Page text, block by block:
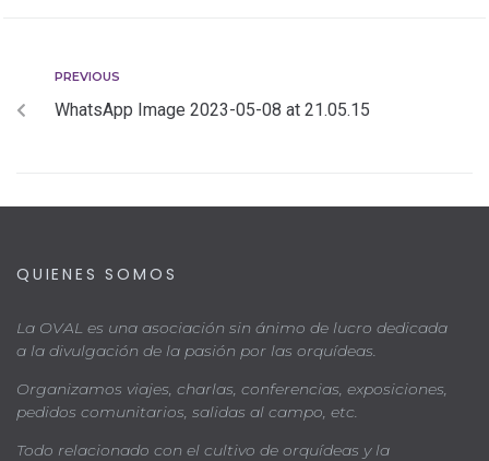
PREVIOUS
WhatsApp Image 2023-05-08 at 21.05.15
QUIENES SOMOS
La OVAL es una asociación sin ánimo de lucro dedicada
a la divulgación de la pasión por las orquídeas.
Organizamos viajes, charlas, conferencias, exposiciones,
pedidos comunitarios, salidas al campo, etc.
Todo relacionado con el cultivo de orquídeas y la